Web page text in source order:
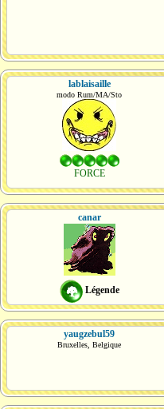
lablaisaille
modo Rum/MA/Sto
FORCE
canar
Légende
yaugzebul59
Bruxelles, Belgique